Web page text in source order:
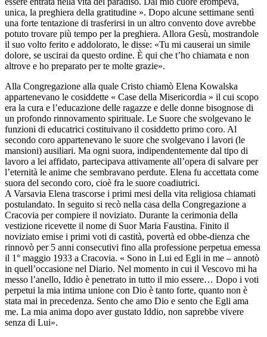
unica, la preghiera della gratitudine ». Dopo alcune settimane sentì
una forte tentazione di trasferirsi in un altro convento dove avrebbe
potuto trovare più tempo per la preghiera. Allora Gesù, mostrandole
il suo volto ferito e addolorato, le disse: «Tu mi causerai un simile
dolore, se uscirai da questo ordine. È qui che t’ho chiamata e non
altrove e ho preparato per te molte grazie».
Alla Congregazione alla quale Cristo chiamò Elena Kowalska
appartenevano le cosiddette « Case della Misericordia » il cui scopo
era la cura e l’educazione delle ragazze e delle donne bisognose di
un profondo rinnovamento spirituale. Le Suore che svolgevano le
funzioni di educatrici costituivano il cosiddetto primo coro. Al
secondo coro appartenevano le suore che svolgevano i lavori (le
mansioni) ausiliari. Ma ogni suora, indipendentemente dal tipo di
lavoro a lei affidato, partecipava attivamente all’opera di salvare per
l’eternità le anime che sembravano perdute. Elena fu accettata come
suora del secondo coro, cioè fra le suore coadiutrici.
A Varsavia Elena trascorse i primi mesi della vita religiosa chiamati
postulandato. In seguito si recò nella casa della Congregazione a
Cracovia per compiere il noviziato. Durante la cerimonia della
vestizione ricevette il nome di Suor Maria Faustina. Finito il
noviziato emise i primi voti di castità, povertà ed obbe-dienza che
rinnovò per 5 anni consecutivi fino alla professione perpetua emessa
il 1° maggio 1933 a Cracovia. « Sono in Lui ed Egli in me – annotò
in quell’occasione nel Diario. Nel momento in cui il Vescovo mi ha
messo l’anello, Iddio è penetrato in tutto il mio essere… Dopo i voti
perpetui la mia intima unione con Dio è tanto forte, quanto non è
stata mai in precedenza. Sento che amo Dio e sento che Egli ama
me. La mia anima dopo aver gustato Iddio, non saprebbe vivere
senza di Lui».